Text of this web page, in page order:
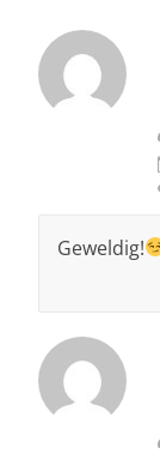
Geweldig!